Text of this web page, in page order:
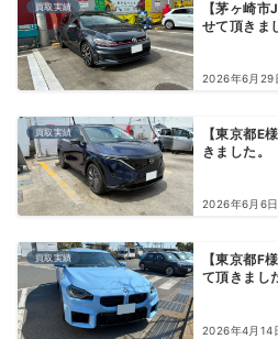
買取実績
【茅ヶ崎
せて頂きま
2026年6月29
買取実績
【東京都E
きました。
2026年6月6日
買取実績
【東京都F
て頂きまし
2026年4月14